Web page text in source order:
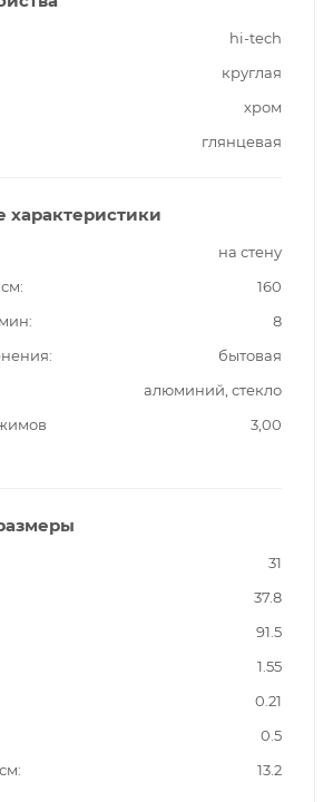
hi-tech
круглая
хром
глянцевая
характеристики
на стену
160
8
бытовая
алюминий, стекло
3,00
31
37.8
91.5
1.55
0.21
0.5
13.2